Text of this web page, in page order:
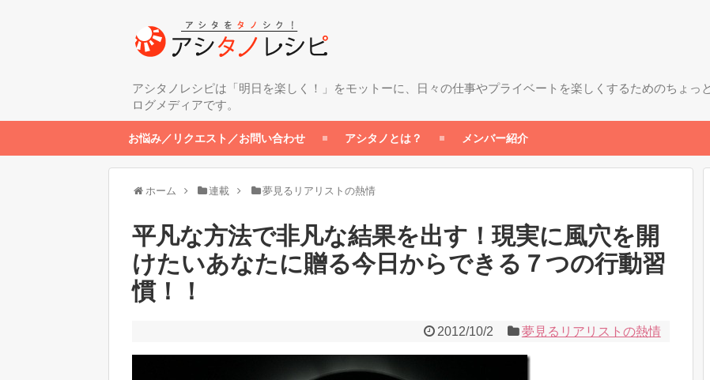
アシタノレシピは「明日を楽しく！」をモットーに、日々の仕事やプライベートを楽しくするためのちょっ
ログメディアです。
お悩み／リクエスト／お問い合わせ アシタノとは？ メンバー紹介
ホーム 連載 夢見るリアリストの熱情
平凡な方法で非凡な結果を出す！現実に風穴を開
けたいあなたに贈る今日からできる７つの行動習
慣！！
2012/10/2 夢見るリアリストの熱情